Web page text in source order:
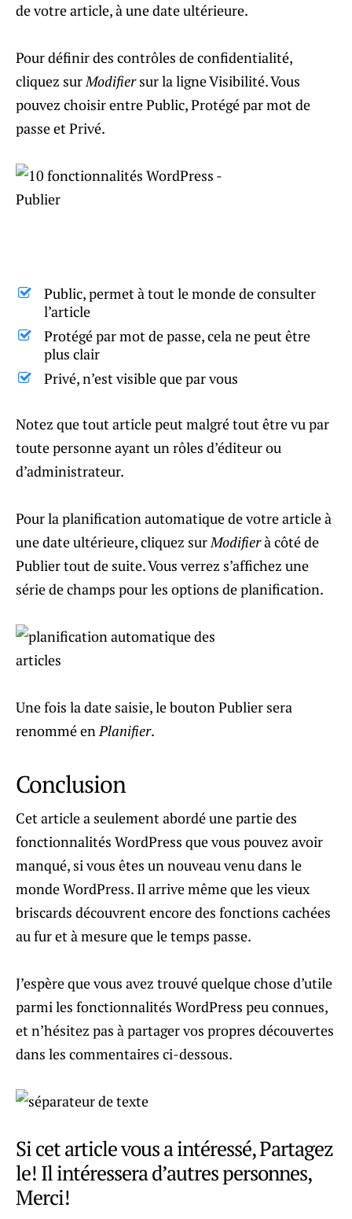
de votre article, à une date ultérieure.
Pour définir des contrôles de confidentialité,
cliquez surModifiersur la ligne Visibilité. Vous
pouvez choisir entre Public, Protégé par mot de
passe et Privé.
Public, permet à tout le monde de consulter
l’article
Protégé par mot de passe, cela ne peut être
plus clair
Privé, n’est visible que par vous
Notez que tout article peut malgré tout être vu par
toute personne ayant un rôles d’éditeur ou
d’administrateur.
Pour la planification automatique de votre article à
une date ultérieure, cliquez surModifierà côté de
Publier tout de suite. Vous verrez s’affichez une
série de champs pour les options de planification.
Une fois la date saisie, le bouton Publier sera
renommé enPlanifier.
Conclusion
Cet article a seulement abordé une partie des
fonctionnalités WordPress que vous pouvez avoir
manqué, si vous êtes un nouveau venu dans le
monde WordPress. Il arrive même que les vieux
briscards découvrent encore des fonctions cachées
au fur et à mesure que le temps passe.
J’espère que vous avez trouvé quelque chose d’utile
parmi les fonctionnalités WordPress peu connues,
et n’hésitez pas à partager vos propres découvertes
dans les commentaires ci-dessous.
Si cet article vous a intéressé, Partagez
le! Il intéressera d’autres personnes,
Merci!